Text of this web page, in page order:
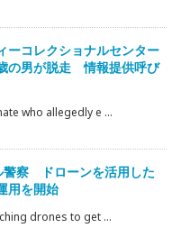
ーコレクショナルセンター
の男が脱走 情報提供呼び
who allegedly e ...
警察 ドローンを活用した
用を開始
drones to get ...